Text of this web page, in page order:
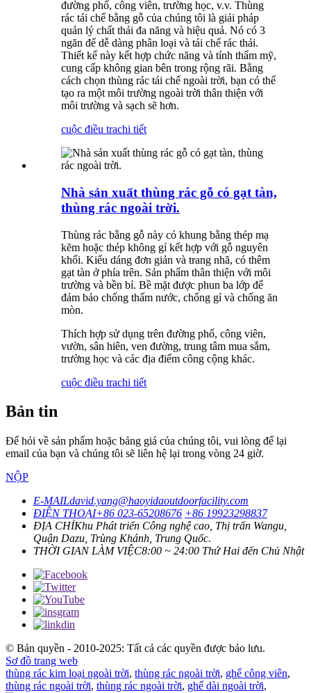
đường phố, công viên, trường học, v.v. Thùng
rác tái chế bằng gỗ của chúng tôi là giải pháp
quản lý chất thải đa năng và hiệu quả. Nó có 3
ngăn để dễ dàng phân loại và tái chế rác thải.
Thiết kế này kết hợp chức năng và tính thẩm mỹ,
cung cấp không gian bên trong rộng rãi. Bằng
cách chọn thùng rác tái chế ngoài trời, bạn có thể
tạo ra một môi trường ngoài trời thân thiện với
môi trường và sạch sẽ hơn.
cuộc điều trachi tiết
Nhà sản xuất thùng rác gỗ có gạt tàn,
thùng rác ngoài trời.
Thùng rác bằng gỗ này có khung bằng thép mạ
kẽm hoặc thép không gỉ kết hợp với gỗ nguyên
khối. Kiểu dáng đơn giản và trang nhã, có thêm
gạt tàn ở phía trên. Sản phẩm thân thiện với môi
trường và bền bỉ. Bề mặt được phun ba lớp để
đảm bảo chống thấm nước, chống gỉ và chống ăn
mòn.
Thích hợp sử dụng trên đường phố, công viên,
vườn, sân hiên, ven đường, trung tâm mua sắm,
trường học và các địa điểm công cộng khác.
cuộc điều trachi tiết
Bản tin
Để hỏi về sản phẩm hoặc bảng giá của chúng tôi, vui lòng để lại
email của bạn và chúng tôi sẽ liên hệ lại trong vòng 24 giờ.
NỘP
E-MAILdavid.yang@haoyidaoutdoorfacility.com
ĐIỆN THOẠI+86 023-65208676 +86 19923298837
ĐỊA CHỈKhu Phát triển Công nghệ cao, Thị trấn Wangu,
Quận Dazu, Trùng Khánh, Trung Quốc.
THỜI GIAN LÀM VIỆC8:00 ~ 24:00 Thứ Hai đến Chủ Nhật
© Bản quyền - 2010-2025: Tất cả các quyền được bảo lưu.
Sơ đồ trang web
thùng rác kim loại ngoài trời, thùng rác ngoài trời, ghế công viên,
thùng rác ngoài trời, thùng rác ngoài trời, ghế dài ngoài trời,